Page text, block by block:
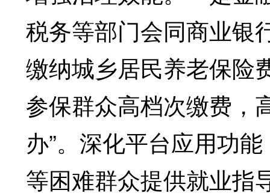
税务等部门会同商业银
缴纳城乡居民养老保险
参保群众高档次缴费，
办”。深化平台应用功
等困难群众提供就业指